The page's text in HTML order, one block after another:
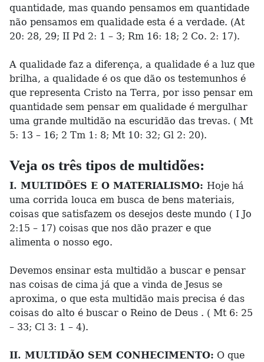
quantidade, mas quando pensamos em quantidade
não pensamos em qualidade esta é a verdade. (At
20: 28, 29; II Pd 2: 1 – 3; Rm 16: 18; 2 Co. 2: 17).
A qualidade faz a diferença, a qualidade é a luz que
brilha, a qualidade é os que dão os testemunhos é
que representa Cristo na Terra, por isso pensar em
quantidade sem pensar em qualidade é mergulhar
uma grande multidão na escuridão das trevas. ( Mt
5: 13 – 16; 2 Tm 1: 8; Mt 10: 32; Gl 2: 20).
Veja os três tipos de multidões:
I. MULTIDÕES E O MATERIALISMO: Hoje há
uma corrida louca em busca de bens materiais,
coisas que satisfazem os desejos deste mundo ( I Jo
2:15 – 17) coisas que nos dão prazer e que
alimenta o nosso ego.
Devemos ensinar esta multidão a buscar e pensar
nas coisas de cima já que a vinda de Jesus se
aproxima, o que esta multidão mais precisa é das
coisas do alto é buscar o Reino de Deus . ( Mt 6: 25
– 33; Cl 3: 1 – 4).
II. MULTIDÃO SEM CONHECIMENTO: O que